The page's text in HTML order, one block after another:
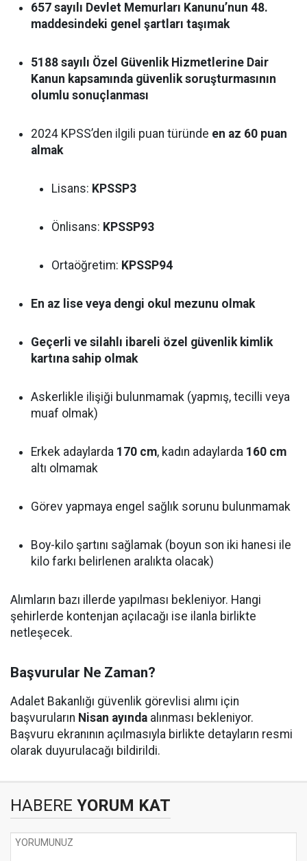
657 sayılı Devlet Memurları Kanunu’nun 48.
maddesindeki genel şartları taşımak
5188 sayılı Özel Güvenlik Hizmetlerine Dair
Kanun kapsamında güvenlik soruşturmasının
olumlu sonuçlanması
2024 KPSS’den ilgili puan türünde en az 60 puan
almak
Lisans: KPSSP3
Önlisans: KPSSP93
Ortaöğretim: KPSSP94
En az lise veya dengi okul mezunu olmak
Geçerli ve silahlı ibareli özel güvenlik kimlik
kartına sahip olmak
Askerlikle ilişiği bulunmamak (yapmış, tecilli veya
muaf olmak)
Erkek adaylarda 170 cm, kadın adaylarda 160 cm
altı olmamak
Görev yapmaya engel sağlık sorunu bulunmamak
Boy-kilo şartını sağlamak (boyun son iki hanesi ile
kilo farkı belirlenen aralıkta olacak)
Alımların bazı illerde yapılması bekleniyor. Hangi
şehirlerde kontenjan açılacağı ise ilanla birlikte
netleşecek.
Başvurular Ne Zaman?
Adalet Bakanlığı güvenlik görevlisi alımı için
başvuruların Nisan ayında alınması bekleniyor.
Başvuru ekranının açılmasıyla birlikte detayların resmi
olarak duyurulacağı bildirildi.
HABERE YORUM KAT